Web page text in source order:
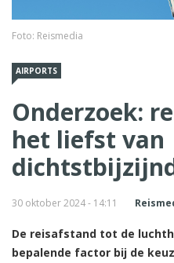
Foto: Reismedia
AIRPORTS
Onderzoek:
het liefst van
30 oktober 2024 - 14:11
De reisafstand tot de
bepalende factor bij de